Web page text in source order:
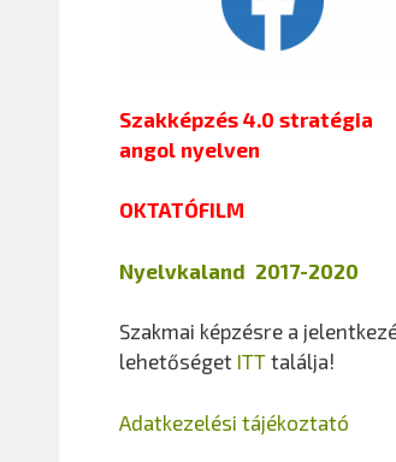
Szakképzés 4.0 stratégia
angol nyelven
OKTATÓFILM
Nyelvkaland 2017-2020
Szakmai képzésre a
lehetőséget ITT találja!
Adatkezelési tájékoztató